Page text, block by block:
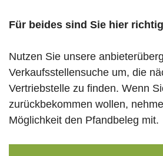
Für beides sind Sie hier
Nutzen Sie unsere
Verkaufsstellensuche um, die
Vertriebstelle zu finden. Wenn
zurückbekommen wollen,
Möglichkeit den Pfandbeleg mit.